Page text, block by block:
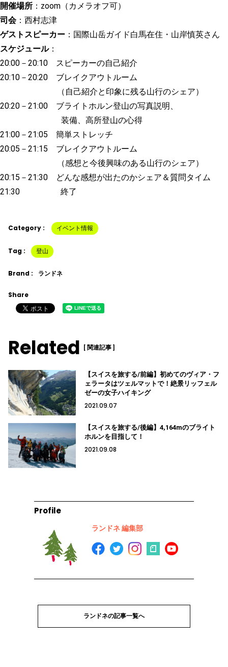
開催場所 ：zoom（ カメラオフ可）
司会：西村志津
ゲストスピーカー ： 国際山岳ガイド白馬在住・山岸慎英さん
スケジュール：
20:00－ 20:10 スピーカーの自己紹介
20:10－ 20:20 ブレイクアウトルーム
（自己紹介と印象に残る山行のシェア）
20:20－ 21:00 ブライトホルン登山の写真説明、
装備、高所登山の心得
21:00－ 21:05 簡単ストレッチ
20:05－ 21:15 ブレイクアウトルーム
（感想と今後興味のある山行のシェア）
20:15－ 21:30 どんな感想が出たのかシェア＆質問タイム
21:30 終了
Category : イベント情報
Tag : 登山
Brand : ランドネ
Share
Related [ 関連記事 ]
【スイスを旅する/前編】初めてのヴィア・フ
ェラータはツェルマットで！絶景リッフェル
ゼーの女子ハイキング
2021.09.07
【スイスを旅する/後編】4,164mのブライト
ホルンを目指して！
2021.09.08
Profile
ランドネ 編集部
ランドネの記事一覧へ